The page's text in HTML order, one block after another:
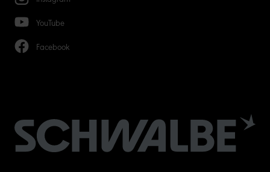
YouTube
Facebook